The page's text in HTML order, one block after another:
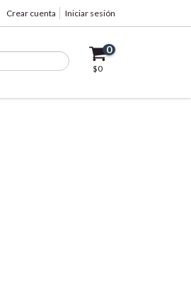
Crear cuenta Iniciar sesión
0
$0